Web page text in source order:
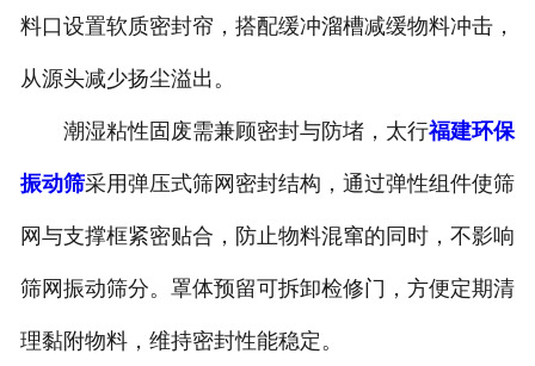
料口设置软质密封帘，搭配缓冲溜槽减缓物料冲击，
从源头减少扬尘溢出。
潮湿粘性固废需兼顾密封与防堵，太行福建环保
振动筛采用弹压式筛网密封结构，通过弹性组件使筛
网与支撑框紧密贴合，防止物料混窜的同时，不影响
筛网振动筛分。罩体预留可拆卸检修门，方便定期清
理黏附物料，维持密封性能稳定。